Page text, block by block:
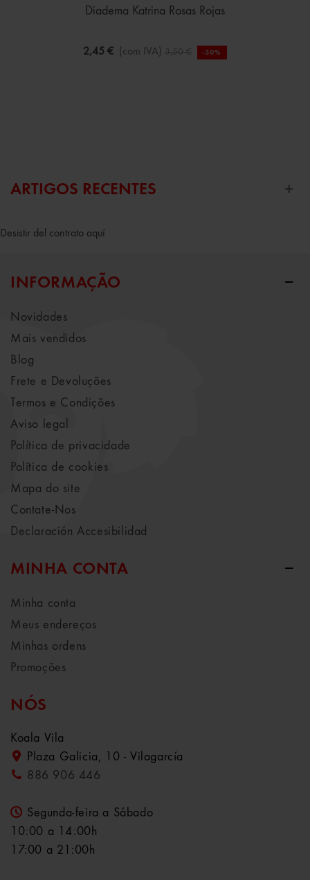
Diadema Katrina Rosas Rojas
2,45 € (com IVA) 3,50 € -30%
ARTIGOS RECENTES
Desistir del contrato aquí
INFORMAÇÃO
Novidades
Mais vendidos
Blog
Frete e Devoluções
Termos e Condições
Aviso legal
Política de privacidade
Política de cookies
Mapa do site
Contate-Nos
Declaración Accesibilidad
MINHA CONTA
Minha conta
Meus endereços
Minhas ordens
Promoções
NÓS
Koala Vila
Plaza Galicia, 10 - Vilagarcía
886 906 446
Segunda-feira a Sábado
10:00 a 14:00h
17:00 a 21:00h